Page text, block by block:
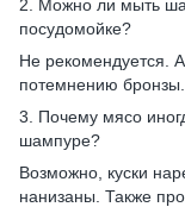
2. Можно ли мыть
посудомойке?
Не рекомендуется.
потемнению бронзы.
3. Почему мясо
шампуре?
Возможно, куски
нанизаны. Также